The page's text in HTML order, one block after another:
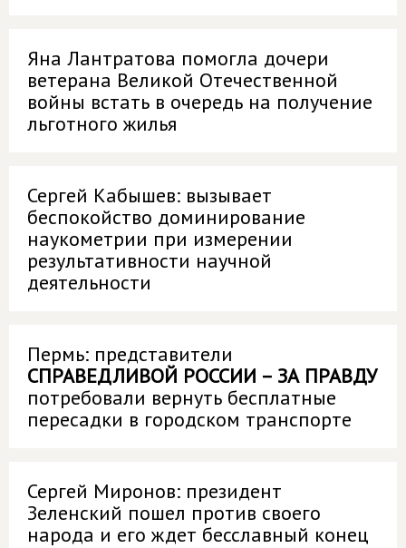
Яна Лантратова помогла дочери
ветерана Великой Отечественной
войны встать в очередь на получение
льготного жилья
Сергей Кабышев: вызывает
беспокойство доминирование
наукометрии при измерении
результативности научной
деятельности
Пермь: представители
СПРАВЕДЛИВОЙ РОССИИ – ЗА ПРАВДУ
потребовали вернуть бесплатные
пересадки в городском транспорте
Сергей Миронов: президент
Зеленский пошел против своего
народа и его ждет бесславный конец